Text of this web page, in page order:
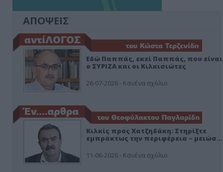
ΑΠΟΨΕΙΣ
Εδώ Παππάς, εκεί Παππάς, που είναι
ο ΣΥΡΙΖΑ και οι Κιλκισιώτες
26-07-2026 - Κανένα σχόλιο
Κιλκίς προς Χατζηδάκη: Στηρίξτε
εμπράκτως την περιφέρεια – μειώσ…
11-06-2026 - Κανένα σχόλιο